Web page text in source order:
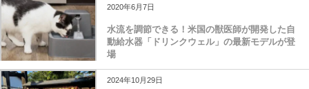
2020年6月7日
水流を調節できる！米国の獣医師が開発した自
動給水器「ドリンクウェル」の最新モデルが登
場
2024年10月29日